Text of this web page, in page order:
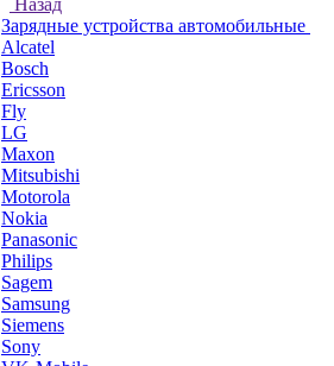
Назад
Зарядные устройства автомобильные
Alcatel
Bosch
Ericsson
Fly
LG
Maxon
Mitsubishi
Motorola
Nokia
Panasonic
Philips
Sagem
Samsung
Siemens
Sony